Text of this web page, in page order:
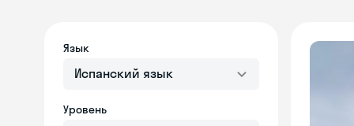
Язык
Испанский язык
Уровень